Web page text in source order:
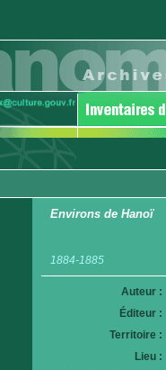
Environs de Hanoï
1884-1885
Auteur :
Éditeur :
Territoire :
Lieu :